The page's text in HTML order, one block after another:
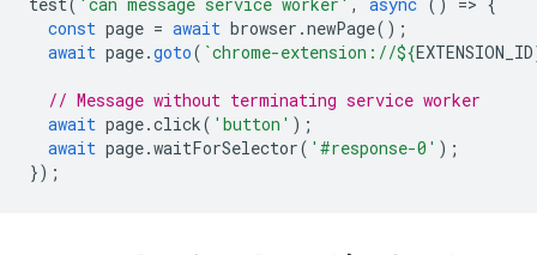
const page = await browser .newPage();
await page.goto( `chrome-extension://${EXTENSION_ID
// Message without terminating service worker
await page.click( 'button' );
await page.waitForSelector( '#response-0' );
});